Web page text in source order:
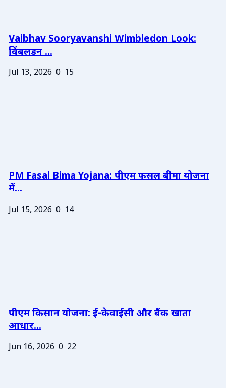
Vaibhav Sooryavanshi Wimbledon Look:
विंबलडन ...
Jul 13, 2026 0 15
PM Fasal Bima Yojana: पीएम फसल बीमा योजना
में...
Jul 15, 2026 0 14
पीएम किसान योजना: ई-केवाईसी और बैंक खाता
आधार...
Jun 16, 2026 0 22